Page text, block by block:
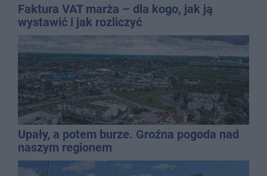
Faktura VAT marża – dla kogo, jak ją
wystawić i jak rozliczyć
Upały, a potem burze. Groźna pogoda nad
naszym regionem